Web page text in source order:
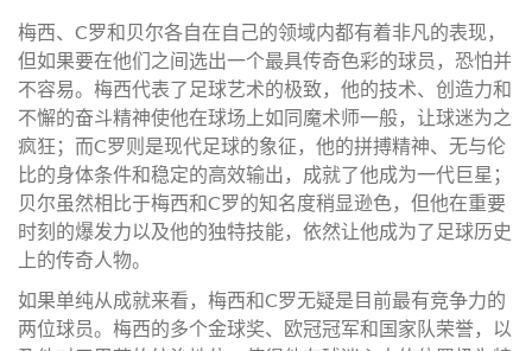
梅西、C罗和贝尔各自在自己的领域内都有着非凡的表现，
但如果要在他们之间选出一个最具传奇色彩的球员，恐怕并
不容易。梅西代表了足球艺术的极致，他的技术、创造力和
不懈的奋斗精神使他在球场上如同魔术师一般，让球迷为之
疯狂；而C罗则是现代足球的象征，他的拼搏精神、无与伦
比的身体条件和稳定的高效输出，成就了他成为一代巨星；
贝尔虽然相比于梅西和C罗的知名度稍显逊色，但他在重要
时刻的爆发力以及他的独特技能，依然让他成为了足球历史
上的传奇人物。
如果单纯从成就来看，梅西和C罗无疑是目前最有竞争力的
两位球员。梅西的多个金球奖、欧冠冠军和国家队荣誉，以